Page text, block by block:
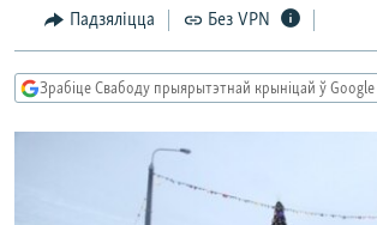
навігацыі
Перайсьці
да
пошуку
ЭКАНОМІКА
БЕЛАРУСЫ НА ВАЙНЕ
ПАДКАСТЫ
АЎДЫЁКНІГІ
ПАДКАСТЫ
TWITTER
Усе сайты РС/РСЭ
Падзяліцца Без VPN
Зрабіце Свабоду прыярытэтнай крыніцай ў Google